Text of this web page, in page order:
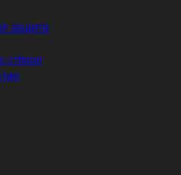
защита
стёкол